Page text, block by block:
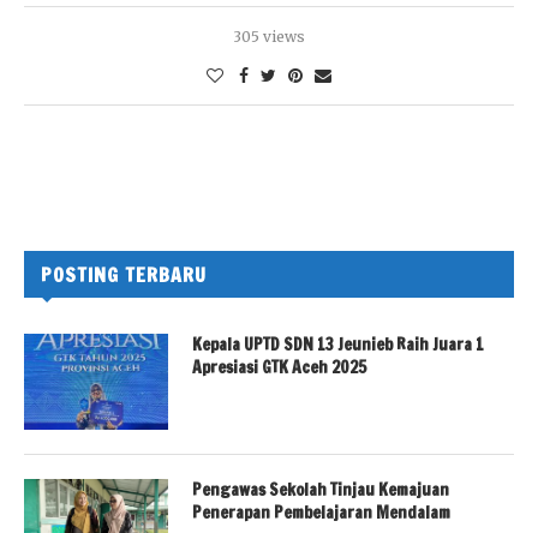
305 views
POSTING TERBARU
Kepala UPTD SDN 13 Jeunieb Raih Juara 1
Apresiasi GTK Aceh 2025
Pengawas Sekolah Tinjau Kemajuan
Penerapan Pembelajaran Mendalam